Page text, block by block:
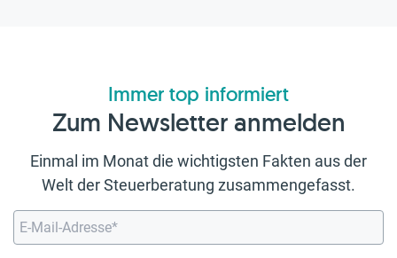
Immer top informiert
Zum Newsletter anmelden
Einmal im Monat die wichtigsten Fakten aus der
Welt der Steuerberatung zusammengefasst.